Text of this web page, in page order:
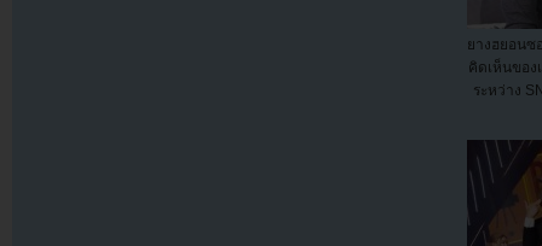
ยางฮยอนซ
คิดเห็นของ
ระหว่าง